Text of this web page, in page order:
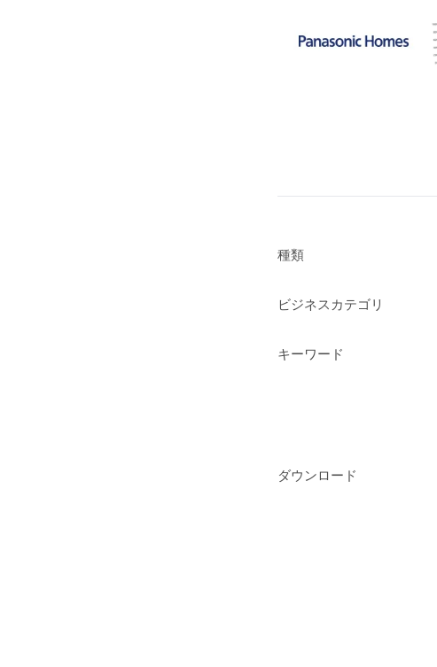
種類
ビジネスカテゴリ
キーワード
ダウンロード